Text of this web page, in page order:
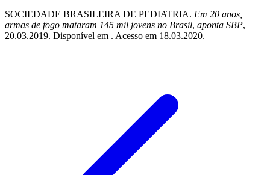
SOCIEDADE BRASILEIRA DE PEDIATRIA. Em 20 anos,
armas de fogo mataram 145 mil jovens no Brasil, aponta SBP,
20.03.2019. Disponível em . Acesso em 18.03.2020.